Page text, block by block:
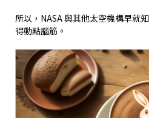
所以，NASA 與其他太空機構早就
得動點腦筋。